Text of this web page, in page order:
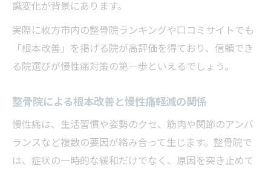
識変化が背景にあります。
実際に枚方市内の整骨院ランキングや口コミサイトでも
「根本改善」を掲げる院が高評価を得ており、信頼でき
る院選びが慢性痛対策の第一歩といえるでしょう。
整骨院による根本改善と慢性痛軽減の関係
慢性痛は、生活習慣や姿勢のクセ、筋肉や関節のアンバ
ランスなど複数の要因が絡み合って生じます。整骨院で
は、症状の一時的な緩和だけでなく、原因を突き止めて